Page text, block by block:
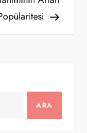
ARA